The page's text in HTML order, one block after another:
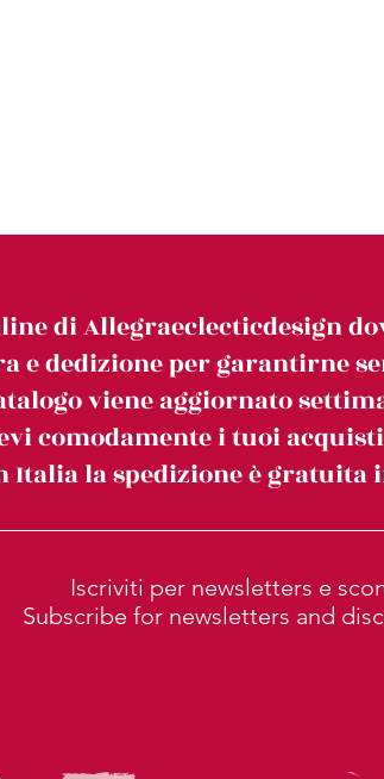
di Allegraeclecticdesign
e dedizione per garantirne
viene aggiornato
comodamente i tuoi
Italia la spedizione è gratuita
Iscriviti per newsletters e
Subscribe for newsletters and